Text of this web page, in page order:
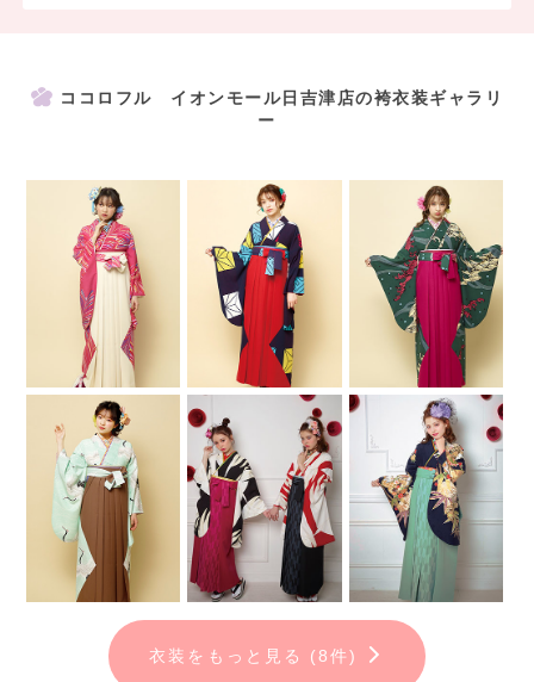
ココロフル イオンモール日吉津店の袴衣装ギャラリ
ー
衣装をもっと見る (8件)